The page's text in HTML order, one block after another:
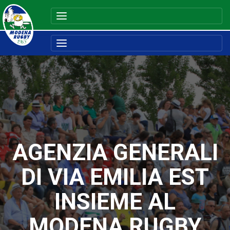
AGENZIA GENERALI
DI VIA EMILIA EST
INSIEME AL